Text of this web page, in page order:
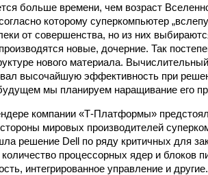
больше времени, чем возраст
которому суперкомпьютер
от совершенства, но из них
новые, дочерние. Так
нового материала.
высочайшую эффективность при
мы планируем наращивание его
компании «Т-Платформы»
мировых производителей
решение Dell по ряду критичных для
процессорных ядер и блоков
интегрированное управление и